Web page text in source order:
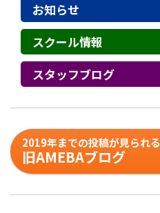
お知らせ
スクール情報
スタッフブログ
2019年までの投稿が見られる
旧AMEBAブログ